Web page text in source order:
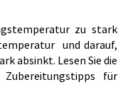
zu stark
und darauf,
absinkt. Lesen Sie die
für